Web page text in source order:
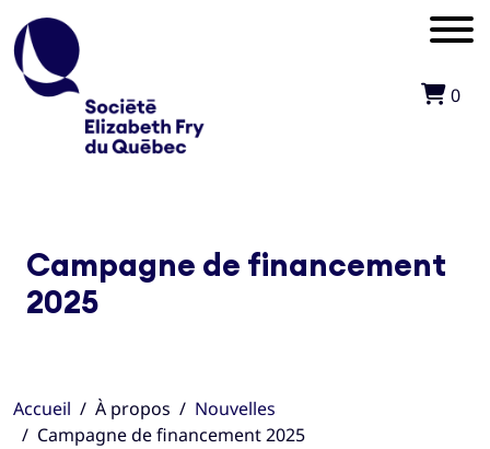
0
Campagne de financement
2025
Accueil À propos
Nouvelles
Campagne de financement 2025